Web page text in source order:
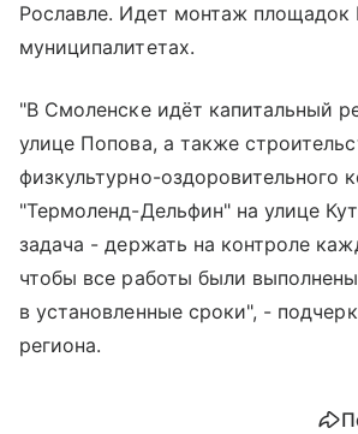
Рославле. Идет монтаж площадок
муниципалитетах.
"В Смоленске идёт капитальный
улице Попова, а также
физкультурно-оздоровительного
"Термоленд-Дельфин" на улице
задача - держать на контроле
чтобы все работы были
в установленные сроки", -
региона.